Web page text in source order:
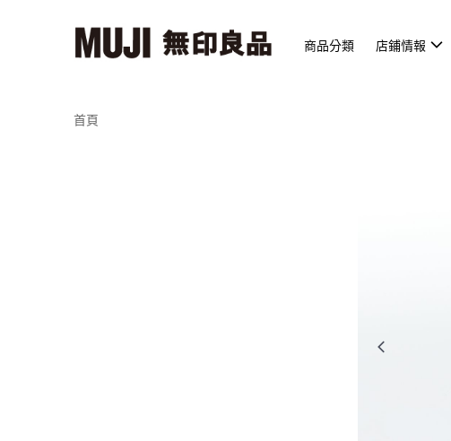
商品分類 店鋪情報
首頁